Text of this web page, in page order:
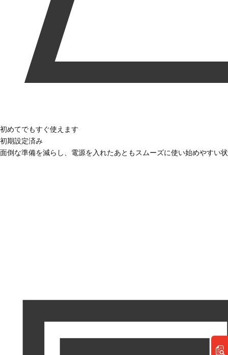
初めてでもすぐ使えます
初期設定済み
面倒な準備を減らし、電源を入れたあともスムーズに使い始めやすい